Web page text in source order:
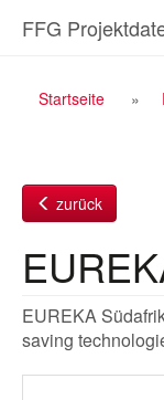
InhaltFFG
Startseite
zurück
EUREKA
saving